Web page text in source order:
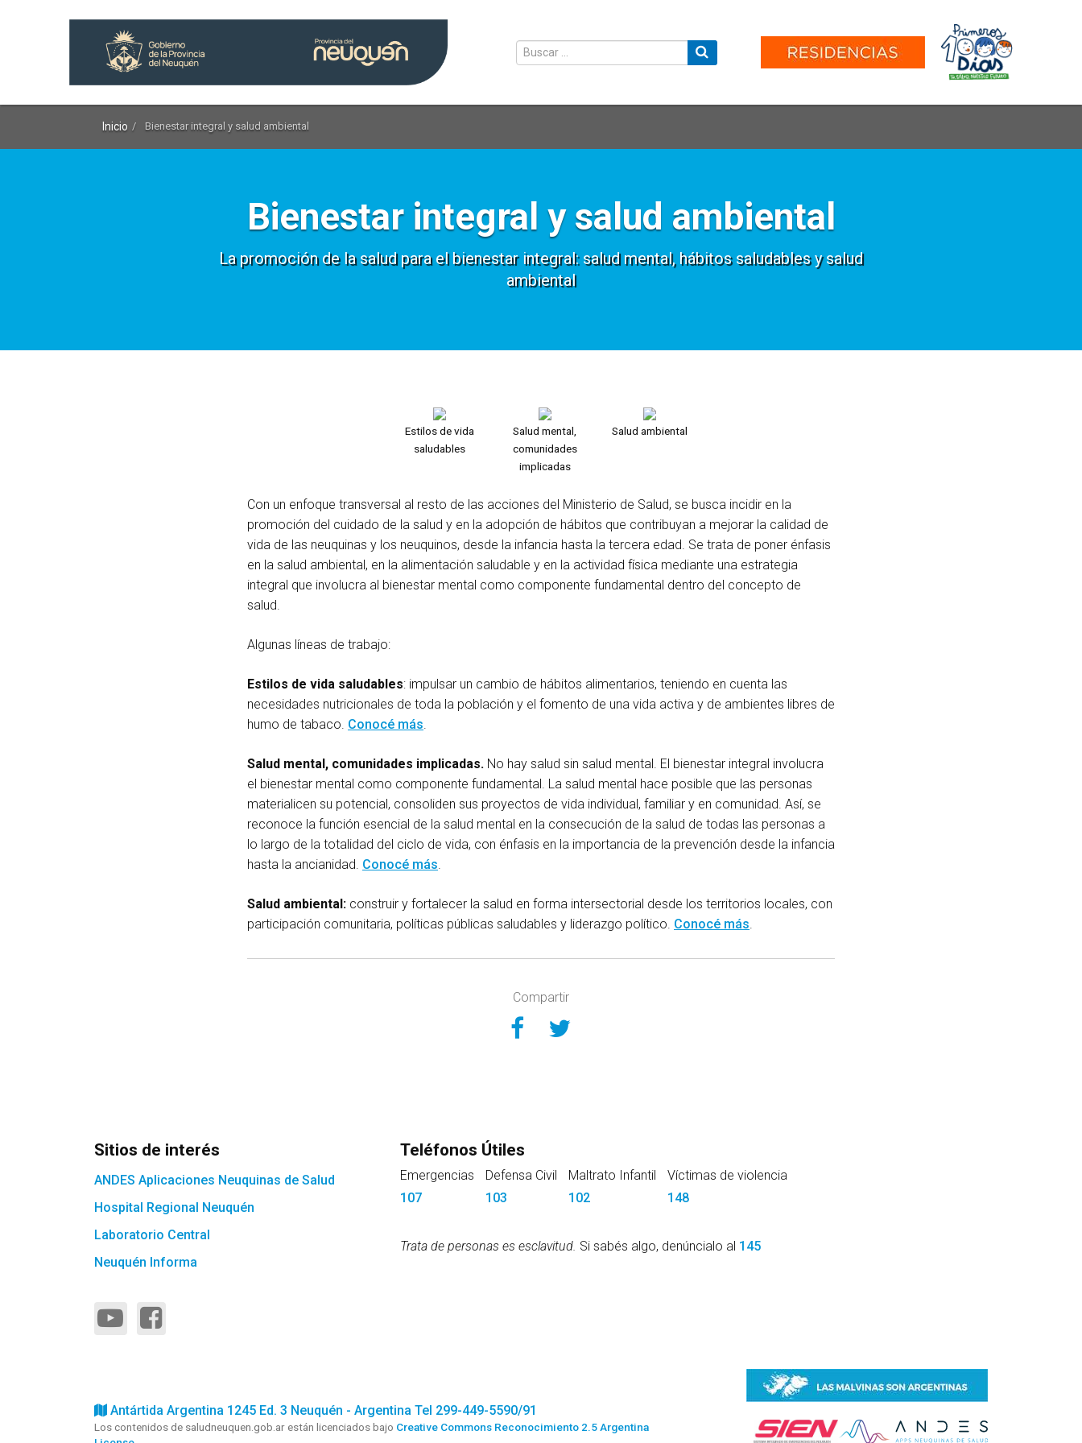
Inicio Bienestar integral y salud ambiental
Bienestar integral y salud ambiental
La promoción de la salud para el bienestar integral: salud mental, hábitos saludables y salud
ambiental
Estilos de vida
saludables
Salud mental,
comunidades
implicadas
Salud ambiental
Con un enfoque transversal al resto de las acciones del Ministerio de Salud, se busca incidir en la
promoción del cuidado de la salud y en la adopción de hábitos que contribuyan a mejorar la calidad de
vida de las neuquinas y los neuquinos, desde la infancia hasta la tercera edad. Se trata de poner énfasis
en la salud ambiental, en la alimentación saludable y en la actividad física mediante una estrategia
integral que involucra al bienestar mental como componente fundamental dentro del concepto de
salud.
Algunas líneas de trabajo:
Estilos de vida saludables: impulsar un cambio de hábitos alimentarios, teniendo en cuenta las
necesidades nutricionales de toda la población y el fomento de una vida activa y de ambientes libres de
humo de tabaco. Conocé más.
Salud mental, comunidades implicadas. No hay salud sin salud mental. El bienestar integral involucra
el bienestar mental como componente fundamental. La salud mental hace posible que las personas
materialicen su potencial, consoliden sus proyectos de vida individual, familiar y en comunidad. Así, se
reconoce la función esencial de la salud mental en la consecución de la salud de todas las personas a
lo largo de la totalidad del ciclo de vida, con énfasis en la importancia de la prevención desde la infancia
hasta la ancianidad. Conocé más.
Salud ambiental: construir y fortalecer la salud en forma intersectorial desde los territorios locales, con
participación comunitaria, políticas públicas saludables y liderazgo político. Conocé más.
Compartir
Compartir en Facebook
Compartir en Twitter
Sitios de interés
ANDES Aplicaciones Neuquinas de Salud
Hospital Regional Neuquén
Laboratorio Central
Neuquén Informa
Teléfonos Útiles
Emergencias
107
Defensa Civil
103
Maltrato Infantil
102
Víctimas de violencia
148
Trata de personas es esclavitud. Si sabés algo, denúncialo al 145
Antártida Argentina 1245 Ed. 3 Neuquén - Argentina Tel 299-449-5590/91
Los contenidos de saludneuquen.gob.ar están licenciados bajo Creative Commons Reconocimiento 2.5 Argentina